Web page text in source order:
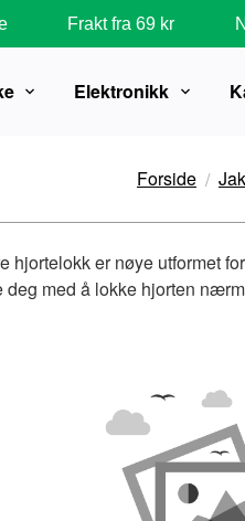
Frakt fra 69 kr
Elektronikk
Forside
er nøye utformet
med å lokke hjorten